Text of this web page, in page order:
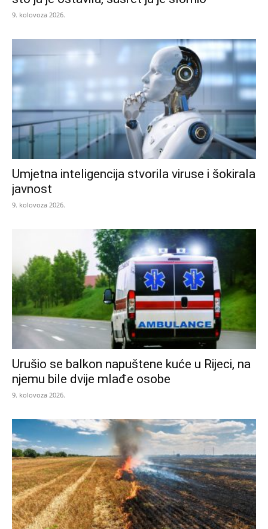
9. kolovoza 2026.
Umjetna inteligencija stvorila viruse i šokirala
javnost
9. kolovoza 2026.
Urušio se balkon napuštene kuće u Rijeci, na
njemu bile dvije mlađe osobe
9. kolovoza 2026.